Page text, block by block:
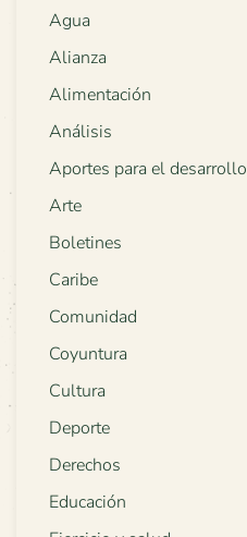
Agua
Alianza
Alimentación
Análisis
Aportes para el desarrollo
Arte
Boletines
Caribe
Comunidad
Coyuntura
Cultura
Deporte
Derechos
Educación